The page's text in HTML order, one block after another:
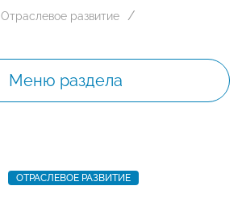
Отраслевое развитие
Меню раздела
ОТРАСЛЕВОЕ РАЗВИТИЕ